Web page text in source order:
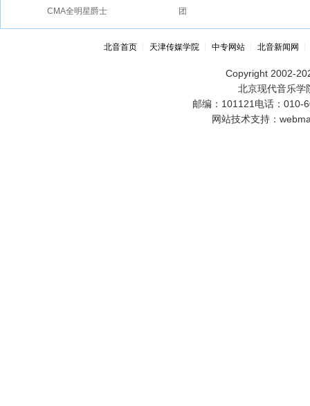
CMA全明星爵士
大乐队
团
北音首页 天津传媒学院 ┊中专网站 ┊北音新闻网
Copyright 2002-
北京现代音乐学
邮编：101121电话：
网站技术支持：